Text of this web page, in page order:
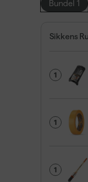
Bundel 1
Sikkens
1
1
1